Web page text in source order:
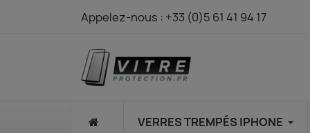
Appelez-nous : +33 (0)5 61 41 94 17
VERRES TREMPÉS IPHONE